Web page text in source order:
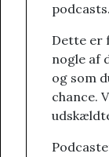
podcasts.
Dette er
nogle af
og som
chance.